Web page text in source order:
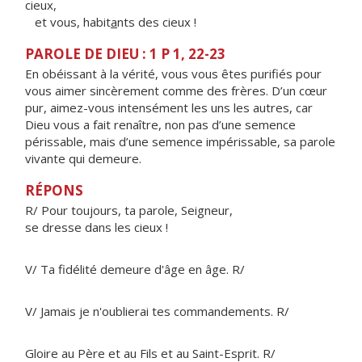
cieux,
et vous, habitants des cieux !
PAROLE DE DIEU : 1 P 1, 22-23
En obéissant à la vérité, vous vous êtes purifiés pour
vous aimer sincèrement comme des frères. D’un cœur
pur, aimez-vous intensément les uns les autres, car
Dieu vous a fait renaître, non pas d’une semence
périssable, mais d’une semence impérissable, sa parole
vivante qui demeure.
RÉPONS
R/ Pour toujours, ta parole, Seigneur,
se dresse dans les cieux !
V/ Ta fidélité demeure d'âge en âge. R/
V/ Jamais je n'oublierai tes commandements. R/
Gloire au Père et au Fils et au Saint-Esprit. R/